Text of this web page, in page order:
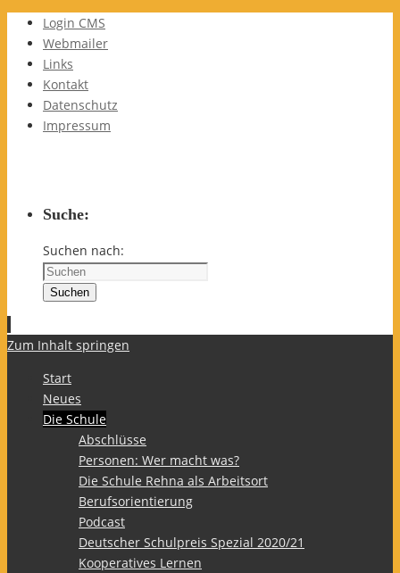
Login CMS
Webmailer
Links
Kontakt
Datenschutz
Impressum
Suche:
Suchen nach:
Suchen
Zum Inhalt springen
Start
Neues
Die Schule
Abschlüsse
Personen: Wer macht was?
Die Schule Rehna als Arbeitsort
Berufsorientierung
Podcast
Deutscher Schulpreis Spezial 2020/21
Kooperatives Lernen